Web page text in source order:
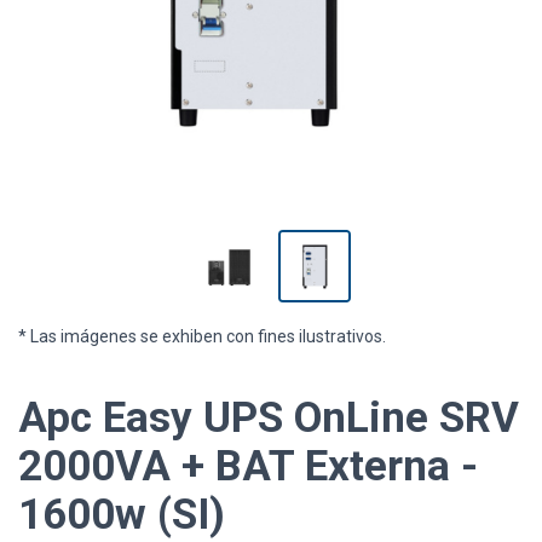
* Las imágenes se exhiben con fines ilustrativos.
Apc Easy UPS OnLine SRV
2000VA + BAT Externa -
1600w (SI)